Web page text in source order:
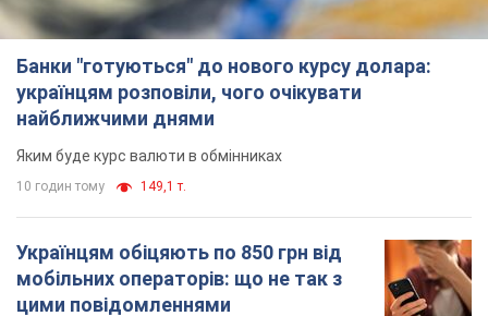
Банки "готуються" до нового курсу долара:
українцям розповіли, чого очікувати
найближчими днями
Яким буде курс валюти в обмінниках
10 годин тому 149,1 т.
Українцям обіцяють по 850 грн від
мобільних операторів: що не так з
цими повідомленнями